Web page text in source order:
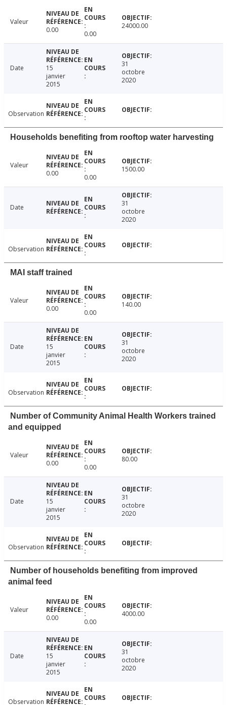
Valeur
0.00
0.00
24000.00
Date
15
janvier
2015
31
octobre
2020
Observation
Households benefiting from rooftop water harvesting
Valeur
0.00
0.00
1500.00
Date
31
octobre
2020
Observation
MAI staff trained
Valeur
0.00
0.00
140.00
Date
15
janvier
2015
31
octobre
2020
Observation
Number of Community Animal Health Workers trained
and equipped
Valeur
0.00
0.00
80.00
Date
15
janvier
2015
31
octobre
2020
Observation
Number of households benefiting from improved
animal feed
Valeur
0.00
0.00
4000.00
Date
15
janvier
2015
31
octobre
2020
Observation